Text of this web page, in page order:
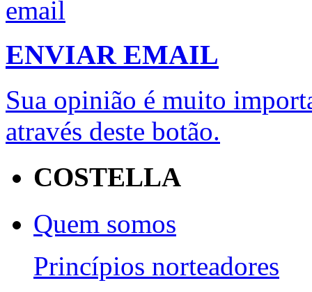
ENVIAR EMAIL
Sua opinião é muito
através deste botão.
COSTELLA
Quem somos
Princípios norteadores